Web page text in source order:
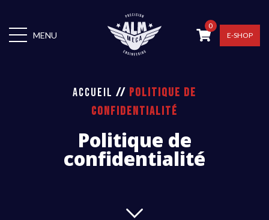
MENU
0
E-SHOP
ACCUEIL // POLITIQUE DE
CONFIDENTIALITÉ
Politique de
confidentialité